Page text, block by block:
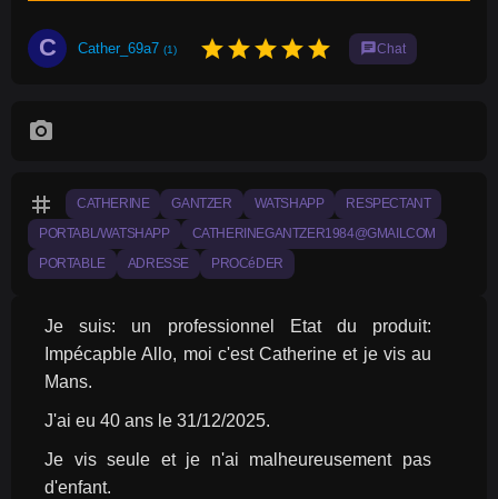
C Cather_69a7 (1) starstarstarstarstar chatChat
photo_camera
tag CATHERINE GANTZER WATSHAPP RESPECTANT
PORTABL/WATSHAPP CATHERINEGANTZER1984@GMAILCOM
PORTABLE ADRESSE PROCéDER
Je suis: un professionnel Etat du produit:
Impécapble Allo, moi c'est Catherine et je vis au
Mans.
J'ai eu 40 ans le 31/12/2025.
Je vis seule et je n'ai malheureusement pas
d'enfant.